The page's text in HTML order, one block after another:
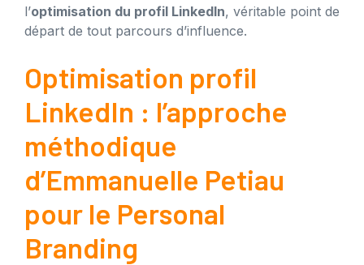
l’optimisation du profil LinkedIn, véritable point de
départ de tout parcours d’influence.
Optimisation profil
LinkedIn : l’approche
méthodique
d’Emmanuelle Petiau
pour le Personal
Branding